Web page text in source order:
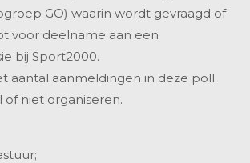
GO) waarin wordt gevraagd of
voor deelname aan een
bij Sport2000.
aantal aanmeldingen in deze poll
of niet organiseren.